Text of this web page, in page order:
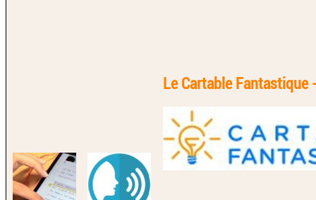
Le Cartable Fantastique